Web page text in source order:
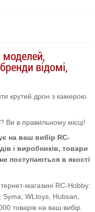
моделей,
відомі,
крутий дрон з камерою
Ви в правильному місці!
на ваш вибір RC-
і виробників, товари
поступаються в якості
магазині RC-Hobby:
WLtoys, Hubsan,
товарів на ваш вибір.